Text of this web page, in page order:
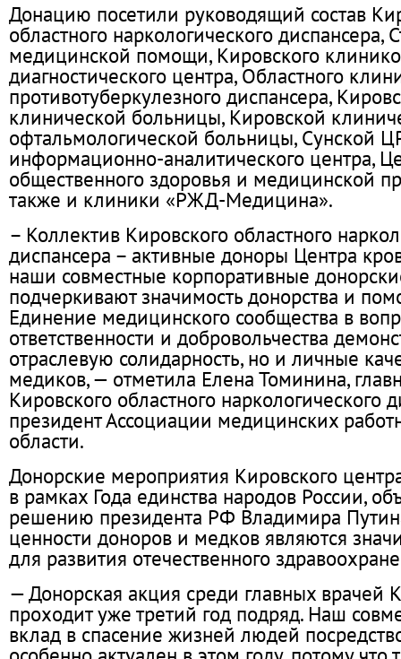
Донацию посетили руководящий состав
областного наркологического диспансера,
медицинской помощи, Кировского
диагностического центра, Областного
противотуберкулезного диспансера,
клинической больницы, Кировской
офтальмологической больницы, Сунской
информационно-аналитического центра,
общественного здоровья и медицинской
также и клиники «РЖД-Медицина».
– Коллектив Кировского областного
диспансера – активные доноры Центра
наши совместные корпоративные
подчеркивают значимость донорства и
Единение медицинского сообщества в
ответственности и добровольчества
отраслевую солидарность, но и личные
медиков, — отметила Елена Томинина,
Кировского областного наркологического
президент Ассоциации медицинских
области.
Донорские мероприятия Кировского
в рамках Года единства народов России,
решению президента РФ Владимира
ценности доноров и медков являются
для развития отечественного
— Донорская акция среди главных врачей
проходит уже третий год подряд. Наш
вклад в спасение жизней людей